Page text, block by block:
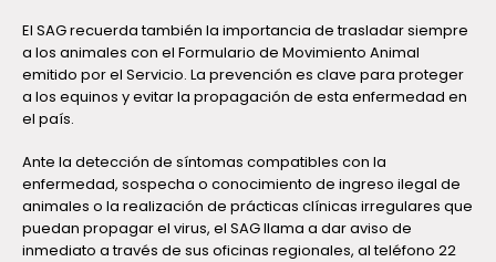
El SAG recuerda también la importancia de trasladar siempre
a los animales con el Formulario de Movimiento Animal
emitido por el Servicio. La prevención es clave para proteger
a los equinos y evitar la propagación de esta enfermedad en
el país.
Ante la detección de síntomas compatibles con la
enfermedad, sospecha o conocimiento de ingreso ilegal de
animales o la realización de prácticas clínicas irregulares que
puedan propagar el virus, el SAG llama a dar aviso de
inmediato a través de sus oficinas regionales, al teléfono 22